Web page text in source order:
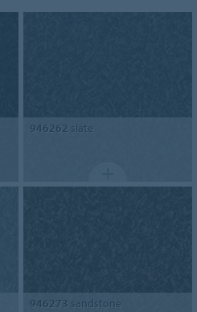
946262 slate
946273 sandstone